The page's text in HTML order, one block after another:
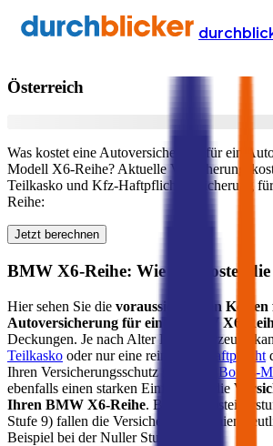
Versicherung Autoversicherung
BMW
Österreich
Was kostet eine Autoversicherung für ein
Modell X6-Reihe? Aktuelle
Teilkasko und Kfz-Haftpflichtversicherung
Reihe:
Jetzt berechnen
BMW X6-Reihe: Wie viel kostet
Hier sehen Sie die voraussichtlichen
Autoversicherung für einen
X6-
Deckungen. Je nach Alter Ihres Fahrzeugs
Teilkasko oder nur eine reine Kfz-Haftpflicht
Ihren Versicherungsschutz sein. Ihre Bonus-
ebenfalls einen starken Einfluss auf die
Ihren BMW X6-Reihe. Bei der
Stufe 9) fallen die Versicherungsprämien
Beispiel bei der Nuller Stufe.